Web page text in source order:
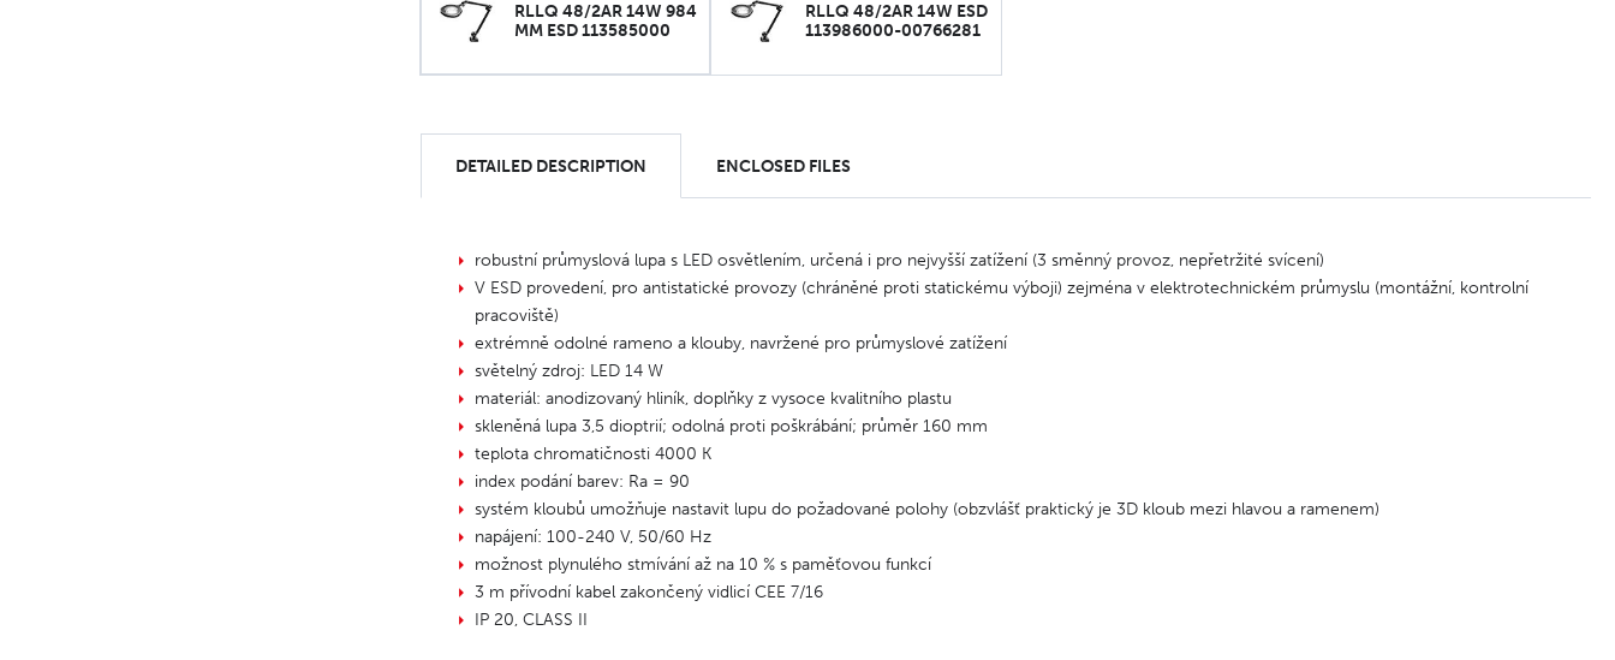
RLLQ 48/2AR 14W 984
MM ESD 113585000
RLLQ 48/2AR 14W ESD
113986000-00766281
DETAILED DESCRIPTION ENCLOSED FILES
robustní průmyslová lupa s LED osvětlením, určená i pro nejvyšší zatížení (3 směnný provoz, nepřetržité svícení)
V ESD provedení, pro antistatické provozy (chráněné proti statickému výboji) zejména v elektrotechnickém průmyslu (montážní, kontrolní
pracoviště)
extrémně odolné rameno a klouby, navržené pro průmyslové zatížení
světelný zdroj: LED 14 W
materiál: anodizovaný hliník, doplňky z vysoce kvalitního plastu
skleněná lupa 3,5 dioptrií; odolná proti poškrábání; průměr 160 mm
teplota chromatičnosti 4000 K
index podání barev: Ra = 90
systém kloubů umožňuje nastavit lupu do požadované polohy (obzvlášť praktický je 3D kloub mezi hlavou a ramenem)
napájení: 100-240 V, 50/60 Hz
možnost plynulého stmívání až na 10 % s paměťovou funkcí
3 m přívodní kabel zakončený vidlicí CEE 7/16
IP 20, CLASS II